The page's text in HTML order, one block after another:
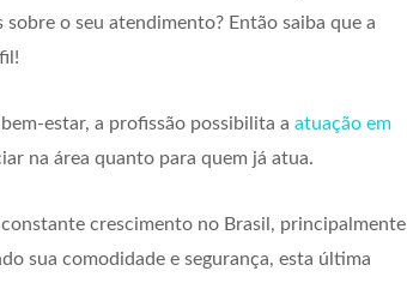
o seu atendimento? Então saiba que a
estar, a profissão possibilita a atuação em
na área quanto para quem já atua.
crescimento no Brasil, principalmente
sua comodidade e segurança, esta última